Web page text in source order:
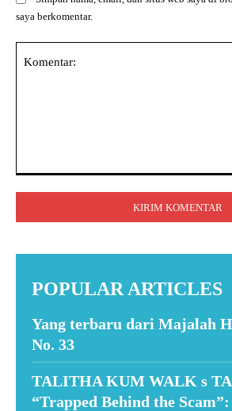
saya berkomentar.
POPULAR ARTICLES
Yang terbaru dari Majalah
No. 33
TALITHA KUM WALK s
“Trapped Behind the